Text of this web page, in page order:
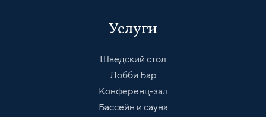
Услуги
Шведский стол
Лобби Бар
Конференц-зал
Бассейн и сауна